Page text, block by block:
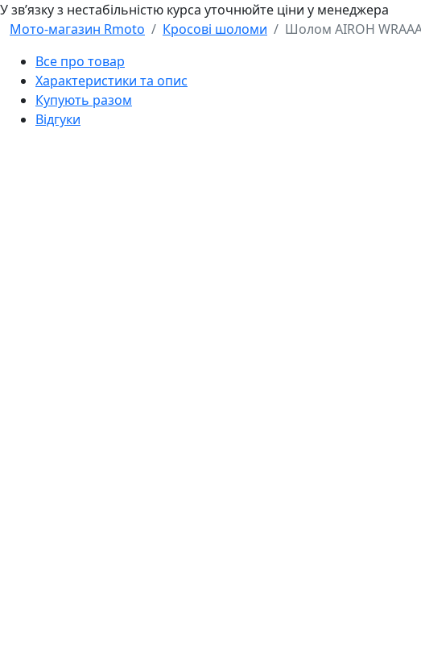
У звʼязку з нестабільністю курса уточнюйте ціни у менеджера
Мото-магазин Rmoto
Кросові шоломи
Шолом AIROH
Все про товар
Характеристики та опис
Купують разом
Відгуки